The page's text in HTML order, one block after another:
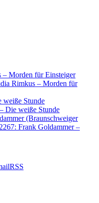
– Morden für Einsteiger
Rimkus – Morden für
weiße Stunde
Die weiße Stunde
(Braunschweiger
2267: Frank Goldammer –
RSS